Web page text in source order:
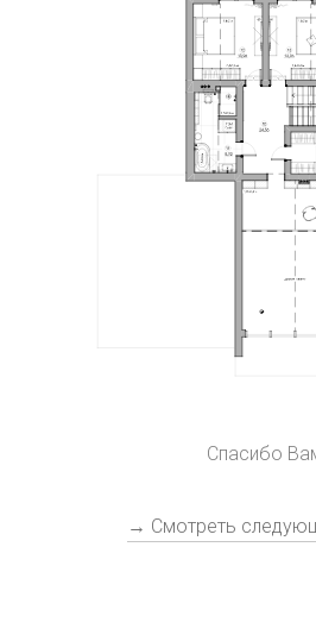
Спасибо
→ Смотреть